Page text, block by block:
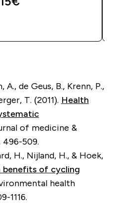
A., de Geus, B., Krenn, P.,
T. (2011). Health
of medicine &
496-509.
H., Nijland, H., & Hoek,
benefits of cycling
health
1116.